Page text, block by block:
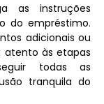
as instruções
do empréstimo.
adicionais ou
atento às etapas
todas as
tranquila do